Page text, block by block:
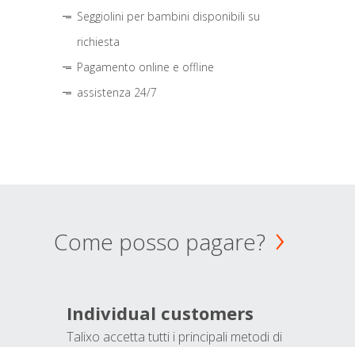
Seggiolini per bambini disponibili su
richiesta
Pagamento online e offline
assistenza 24/7
Come posso pagare?
Individual customers
Talixo accetta tutti i principali metodi di